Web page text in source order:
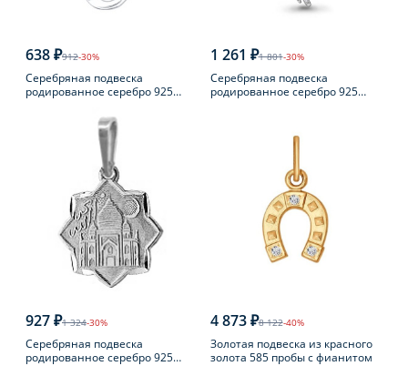
638 ₽912-30%
Серебряная подвеска
родированное серебро 925
1 261 ₽1 801-30%
Серебряная подвеска
родированное серебро 925
927 ₽1 324-30%
Серебряная подвеска
родированное серебро 925
4 873 ₽8 122-40%
Золотая подвеска из красного
золота 585 пробы с фианитом